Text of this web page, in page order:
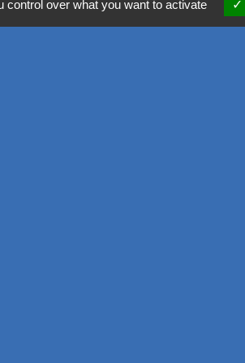
over what you want to activate